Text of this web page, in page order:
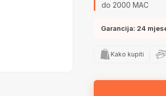
do 2000 MAC
Garancija: 24
Kako kupiti